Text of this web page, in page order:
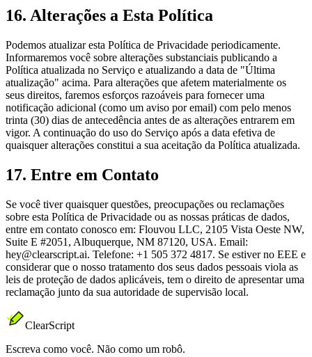
16. Alterações a Esta Política
Podemos atualizar esta Política de Privacidade periodicamente.
Informaremos você sobre alterações substanciais publicando a
Política atualizada no Serviço e atualizando a data de "Última
atualização" acima. Para alterações que afetem materialmente os
seus direitos, faremos esforços razoáveis para fornecer uma
notificação adicional (como um aviso por email) com pelo menos
trinta (30) dias de antecedência antes de as alterações entrarem em
vigor. A continuação do uso do Serviço após a data efetiva de
quaisquer alterações constitui a sua aceitação da Política atualizada.
17. Entre em Contato
Se você tiver quaisquer questões, preocupações ou reclamações
sobre esta Política de Privacidade ou as nossas práticas de dados,
entre em contato conosco em: Flouvou LLC, 2105 Vista Oeste NW,
Suite E #2051, Albuquerque, NM 87120, USA. Email:
hey@clearscript.ai. Telefone: +1 505 372 4817. Se estiver no EEE e
considerar que o nosso tratamento dos seus dados pessoais viola as
leis de proteção de dados aplicáveis, tem o direito de apresentar uma
reclamação junto da sua autoridade de supervisão local.
ClearScript
Escreva como você. Não como um robô.